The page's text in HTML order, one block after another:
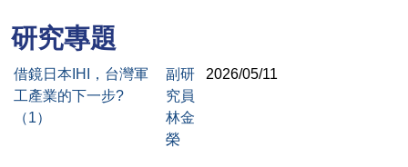
研究專題
借鏡日本IHI，台灣軍
工產業的下一步?
（1）
副研
究員
林金
榮
2026/05/11